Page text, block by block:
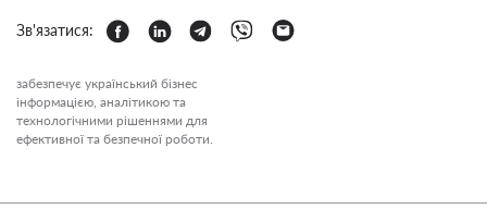
Зв'язатися:
забезпечує український бізнес
інформацією, аналітикою та
технологічними рішеннями для
ефективної та безпечної роботи.